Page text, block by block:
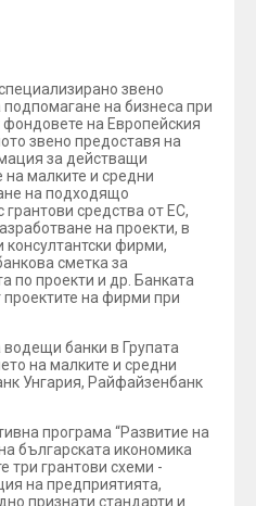
звено
на бизнеса при
на Европейския
звено предоставя на
за действащи
малките и средни
на подходящо
средства от ЕС,
на проекти, в
фирми,
сметка за
по проекти и др. Банката
на фирми при
водещи банки в Групата
на малките и средни
Унгария, Райфайзенбанк
програма “Развитие на
българската икономика
три грантови схеми -
на предприятията,
признати стандарти и